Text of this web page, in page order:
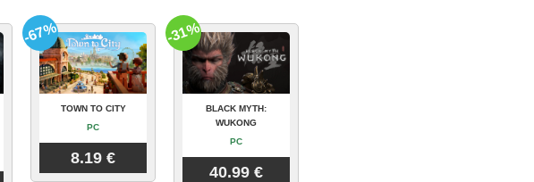
TOWN TO CITY
PC
8.19 €
-67%
BLACK MYTH:
WUKONG
PC
40.99 €
-31%